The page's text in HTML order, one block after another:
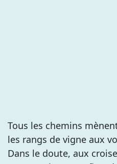
Tous les chemins
les rangs de vigne aux
Dans le doute, aux